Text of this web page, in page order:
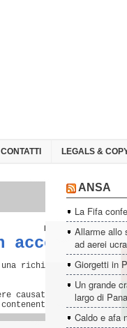
CONTATTI LEGALS &
ANSA
La Fifa
Allarme allo
ad aerei
Giorgetti in
Un grande
largo di
Caldo e afa